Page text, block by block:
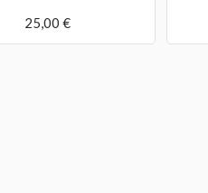
25,00 €